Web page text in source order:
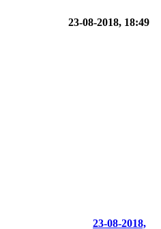
23-08-2018, 18:49
23-08-2018,